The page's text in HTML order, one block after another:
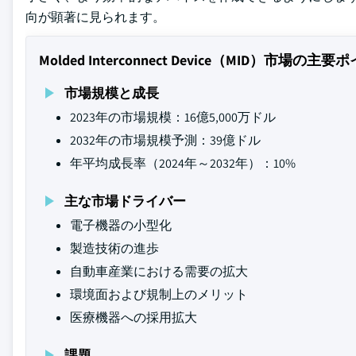
向が顕著に見られます。
Molded Interconnect Device（MID）市場の主要ポ
市場規模と成長
2023年の市場規模：16億5,000万ドル
2032年の市場規模予測：39億ドル
年平均成長率（2024年～2032年）：10%
主な市場ドライバー
電子機器の小型化
製造技術の進歩
自動車産業における需要の拡大
環境面および規制上のメリット
医療機器への採用拡大